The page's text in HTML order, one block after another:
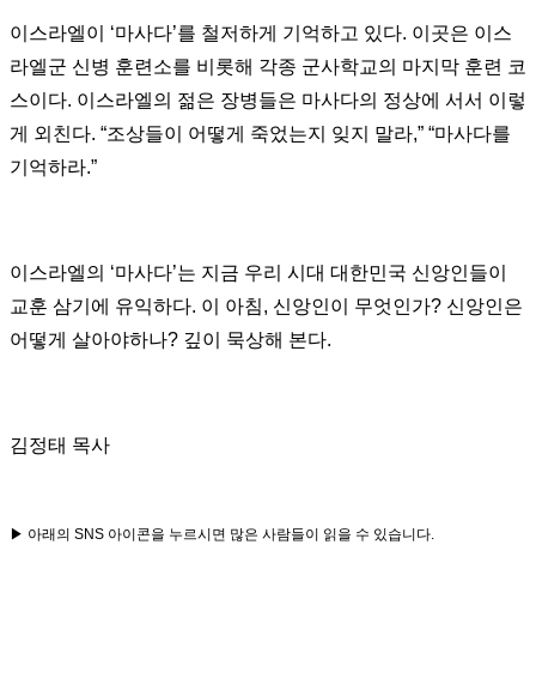
이스라엘이 ‘마사다’를 철저하게 기억하고 있다. 이곳은 이스
라엘군 신병 훈련소를 비롯해 각종 군사학교의 마지막 훈련 코
스이다. 이스라엘의 젊은 장병들은 마사다의 정상에 서서 이렇
게 외친다. “조상들이 어떻게 죽었는지 잊지 말라,” “마사다를
기억하라.”
이스라엘의 ‘마사다’는 지금 우리 시대 대한민국 신앙인들이
교훈 삼기에 유익하다. 이 아침, 신앙인이 무엇인가? 신앙인은
어떻게 살아야하나? 깊이 묵상해 본다.
김정태 목사
▶ 아래의 SNS 아이콘을 누르시면 많은 사람들이 읽을 수 있습니다.